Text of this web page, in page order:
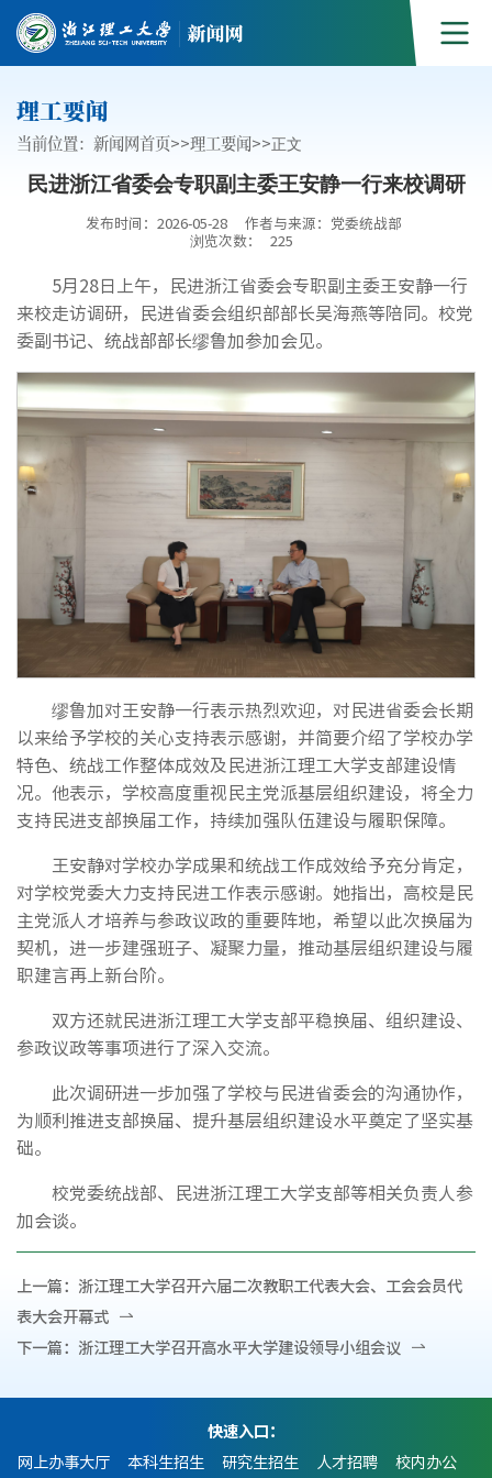
理工要闻
当前位置： 新闻网首页>>理工要闻>>正文
民进浙江省委会专职副主委王安静一行来校调研
发布时间：2026-05-28
作者与来源：党委统战部
浏览次数：
225
5月28日上午，民进浙江省委会专职副主委王安静一行
来校走访调研，民进省委会组织部部长吴海燕等陪同。校党
委副书记、统战部部长缪鲁加参加会见。
缪鲁加对王安静一行表示热烈欢迎，对民进省委会长期
以来给予学校的关心支持表示感谢，并简要介绍了学校办学
特色、统战工作整体成效及民进浙江理工大学支部建设情
况。他表示，学校高度重视民主党派基层组织建设，将全力
支持民进支部换届工作，持续加强队伍建设与履职保障。
王安静对学校办学成果和统战工作成效给予充分肯定，
对学校党委大力支持民进工作表示感谢。她指出，高校是民
主党派人才培养与参政议政的重要阵地，希望以此次换届为
契机，进一步建强班子、凝聚力量，推动基层组织建设与履
职建言再上新台阶。
双方还就民进浙江理工大学支部平稳换届、组织建设、
参政议政等事项进行了深入交流。
此次调研进一步加强了学校与民进省委会的沟通协作，
为顺利推进支部换届、提升基层组织建设水平奠定了坚实基
础。
校党委统战部、民进浙江理工大学支部等相关负责人参
加会谈。
上一篇： 浙江理工大学召开六届二次教职工代表大会、工会会员代
表大会开幕式
下一篇： 浙江理工大学召开高水平大学建设领导小组会议
快速入口：
网上办事大厅
本科生招生 研究生招生 人才招聘 校内办公